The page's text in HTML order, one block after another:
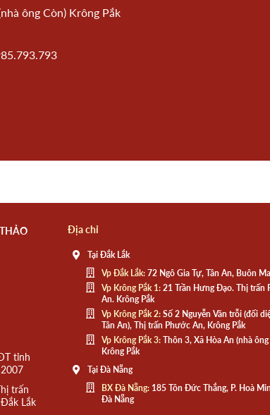
ông Còn) Krông Pắk
tỉnh
trấn
Lắk
Địa chỉ
Tại Đắk Lắk
Vp Đắk Lắk:72 Ngô Gia Tự, Tân An, Buôn
Vp Krông Pắk 1:21 Trần Hưng Đạo. Thị trấn
An. Krông Pắk
Vp Krông Pắk 2:Số 2 Nguyễn Văn trỗi (đối
Tân An), Thị trấn Phước An, Krông Pắk
Vp Krông Pắk 3:Thôn 3, Xã Hòa An (nhà ông
Krông Pắk
Tại Đà Nẵng
BX Đà Nẵng:185 Tôn Đức Thắng, P. Hoà
Đà Nẵng